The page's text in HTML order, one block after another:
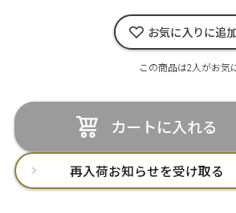
お気に入りに追
この商品は2人がお気
カートに入れる
再入荷お知らせを受け取る